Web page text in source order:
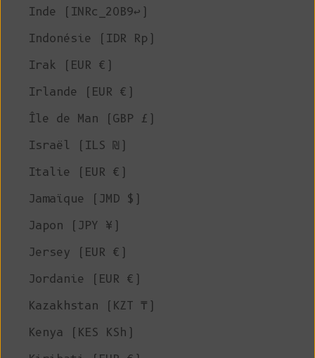
Inde (INRc_20B9↩)
Indonésie (IDR Rp)
Irak (EUR €)
Irlande (EUR €)
Île de Man (GBP £)
Israël (ILS ₪)
Italie (EUR €)
Jamaïque (JMD $)
Japon (JPY ¥)
Jersey (EUR €)
Jordanie (EUR €)
Kazakhstan (KZT ₸)
Kenya (KES KSh)